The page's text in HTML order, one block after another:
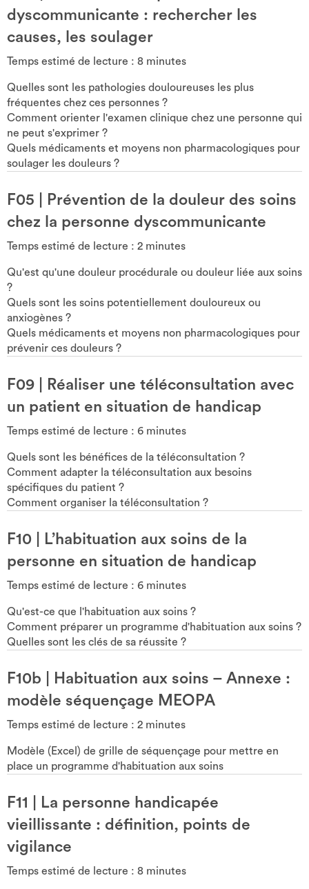
dyscommunicante : rechercher les
causes, les soulager
Temps estimé de lecture : 8 minutes
Quelles sont les pathologies douloureuses les plus
fréquentes chez ces personnes ?
Comment orienter l'examen clinique chez une personne qui
ne peut s'exprimer ?
Quels médicaments et moyens non pharmacologiques pour
soulager les douleurs ?
F05
Prévention de la douleur des soins
chez la personne dyscommunicante
Temps estimé de lecture : 2 minutes
Qu'est qu'une douleur procédurale ou douleur liée aux soins
?
Quels sont les soins potentiellement douloureux ou
anxiogènes ?
Quels médicaments et moyens non pharmacologiques pour
prévenir ces douleurs ?
F09
Réaliser une téléconsultation avec
un patient en situation de handicap
Temps estimé de lecture : 6 minutes
Quels sont les bénéfices de la téléconsultation ?
Comment adapter la téléconsultation aux besoins
spécifiques du patient ?
Comment organiser la téléconsultation ?
F10
L’habituation aux soins de la
personne en situation de handicap
Temps estimé de lecture : 6 minutes
Qu'est-ce que l'habituation aux soins ?
Comment préparer un programme d'habituation aux soins ?
Quelles sont les clés de sa réussite ?
F10b
Habituation aux soins – Annexe :
modèle séquençage MEOPA
Temps estimé de lecture : 2 minutes
Modèle (Excel) de grille de séquençage pour mettre en
place un programme d'habituation aux soins
F11
La personne handicapée
vieillissante : définition, points de
vigilance
Temps estimé de lecture : 8 minutes